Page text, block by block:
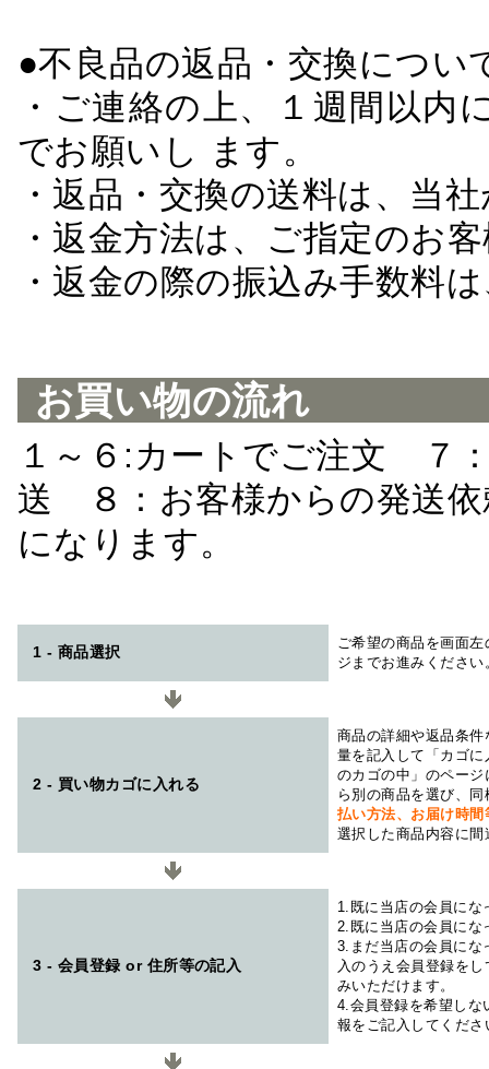
●不良品の返品・交換につい
・ご連絡の上、１週間以
でお願いし ます。
・返品・交換の送料は、当
・返金方法は、ご指定のお
・返金の際の振込み手数料
お買い物の流れ
１～６:カートでご注文 ７
送 ８：お客様からの発送
になります。
1 - 商品選択
ご希望の商品を画面
ジまでお進みください
2 - 買い物カゴに入れる
商品の詳細や返品条
量を記入して「カゴ
のカゴの中」のペー
ら別の商品を選び、
払い方法、お届け時
選択した商品内容に
3 - 会員登録 or 住所等の記入
1.既に当店の会員にな
2.既に当店の会員にな
3.まだ当店の会員にな
入のうえ会員登録を
みいただけます。
4.会員登録を希望しな
報をご記入してくださ